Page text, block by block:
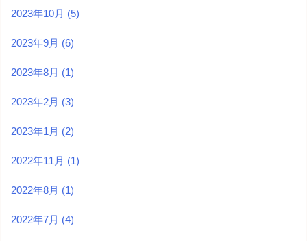
2023年10月 (5)
2023年9月 (6)
2023年8月 (1)
2023年2月 (3)
2023年1月 (2)
2022年11月 (1)
2022年8月 (1)
2022年7月 (4)